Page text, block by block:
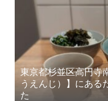
東京都杉並区高円寺
うえんじ）】にある
た